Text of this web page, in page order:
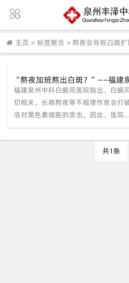
主页 > 标签聚合 > 熬夜会导致白斑扩
“熬夜加班熬出白斑？”——福建
导规律作息，从源头稳定免疫系
福建泉州中科白癜风医院指出，白癜
切相关。长期熬夜等不规律作息会打
活对黑色素细胞的攻击。因此，医院...
共1条